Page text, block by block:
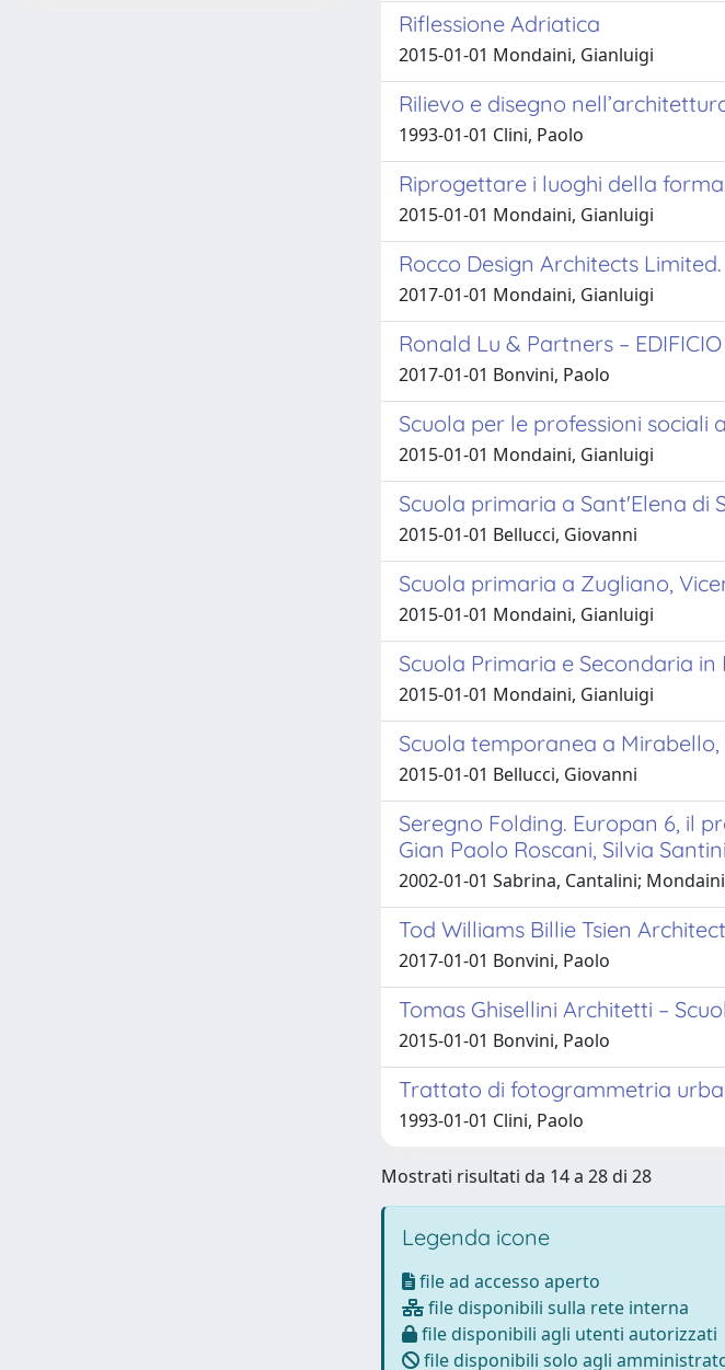
Riflessione Adriatica
2015-01-01 Mondaini, Gianluigi
Rilievo e disegno
1993-01-01 Clini, Paolo
Riprogettare i luoghi della
2015-01-01 Mondaini, Gianluigi
Rocco Design Architects
2017-01-01 Mondaini, Gianluigi
Ronald Lu & Partners – EDIFICIO
2017-01-01 Bonvini, Paolo
Scuola per le professioni sociali
2015-01-01 Mondaini, Gianluigi
Scuola primaria a Sant'Elena di
2015-01-01 Bellucci, Giovanni
Scuola primaria a Zugliano,
2015-01-01 Mondaini, Gianluigi
Scuola Primaria e Secondaria
2015-01-01 Mondaini, Gianluigi
Scuola temporanea a
2015-01-01 Bellucci, Giovanni
Seregno Folding. Europan 6, il
Gian Paolo Roscani, Silvia
2002-01-01 Sabrina, Cantalini;
Tod Williams Billie Tsien
2017-01-01 Bonvini, Paolo
Tomas Ghisellini Architetti –
2015-01-01 Bonvini, Paolo
Trattato di fotogrammetria
1993-01-01 Clini, Paolo
Mostrati risultati da 14 a 28 di 28
Legenda icone
file ad accesso aperto
file disponibili sulla rete interna
file disponibili agli utenti autorizzati
file disponibili solo agli